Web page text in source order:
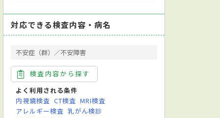
対応できる検査内容・病名
不安症（群）／不安障害
検査内容から探す
よく利用される条件
内視鏡検査 CT検査 MRI検査
アレルギー検査 乳がん検診